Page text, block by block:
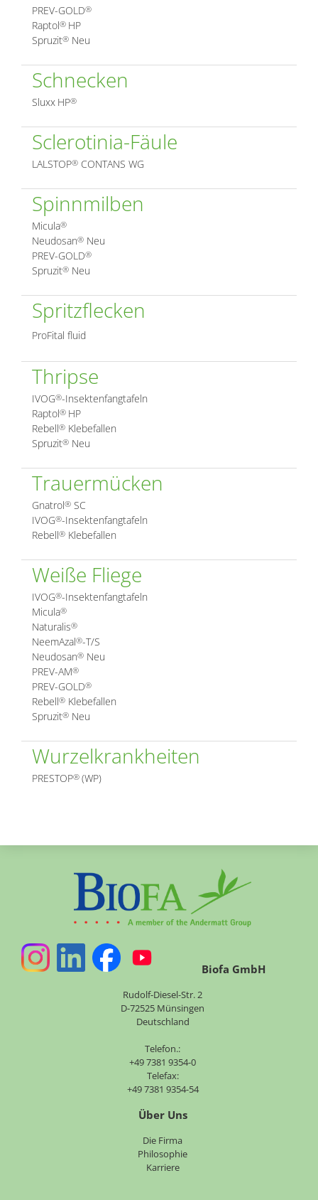
PREV-GOLD®
Raptol® HP
Spruzit®Neu
Schnecken
Sluxx HP®
Sclerotinia-Fäule
LALSTOP®CONTANS WG
Spinnmilben
Micula®
Neudosan®Neu
PREV-GOLD®
Spruzit®Neu
Spritzflecken
ProFital fluid
Thripse
IVOG®-Insektenfangtafeln
Raptol® HP
Rebell®Klebefallen
Spruzit®Neu
Trauermücken
Gnatrol®SC
IVOG®-Insektenfangtafeln
Rebell®Klebefallen
Weiße Fliege
IVOG®-Insektenfangtafeln
Micula®
Naturalis®
NeemAzal®-T/S
Neudosan®Neu
PREV-AM®
PREV-GOLD®
Rebell®Klebefallen
Spruzit®Neu
Wurzelkrankheiten
PRESTOP® (WP)
Biofa GmbH
Rudolf-Diesel-Str. 2
D-72525 Münsingen
Deutschland
Telefon.:
+49 7381 9354-0
Telefax:
+49 7381 9354-54
Über Uns
Die Firma
Philosophie
Karriere